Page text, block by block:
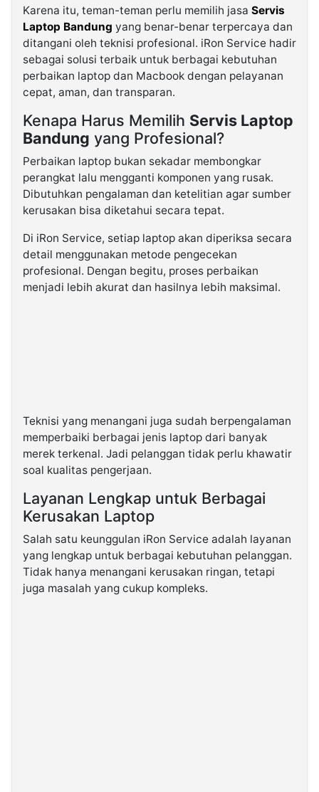
Karena itu, teman-teman perlu memilih jasa Servis
Laptop Bandung yang benar-benar terpercaya dan
ditangani oleh teknisi profesional. iRon Service hadir
sebagai solusi terbaik untuk berbagai kebutuhan
perbaikan laptop dan Macbook dengan pelayanan
cepat, aman, dan transparan.
Kenapa Harus Memilih Servis Laptop
Bandung yang Profesional?
Perbaikan laptop bukan sekadar membongkar
perangkat lalu mengganti komponen yang rusak.
Dibutuhkan pengalaman dan ketelitian agar sumber
kerusakan bisa diketahui secara tepat.
Di iRon Service, setiap laptop akan diperiksa secara
detail menggunakan metode pengecekan
profesional. Dengan begitu, proses perbaikan
menjadi lebih akurat dan hasilnya lebih maksimal.
Teknisi yang menangani juga sudah berpengalaman
memperbaiki berbagai jenis laptop dari banyak
merek terkenal. Jadi pelanggan tidak perlu khawatir
soal kualitas pengerjaan.
Layanan Lengkap untuk Berbagai
Kerusakan Laptop
Salah satu keunggulan iRon Service adalah layanan
yang lengkap untuk berbagai kebutuhan pelanggan.
Tidak hanya menangani kerusakan ringan, tetapi
juga masalah yang cukup kompleks.